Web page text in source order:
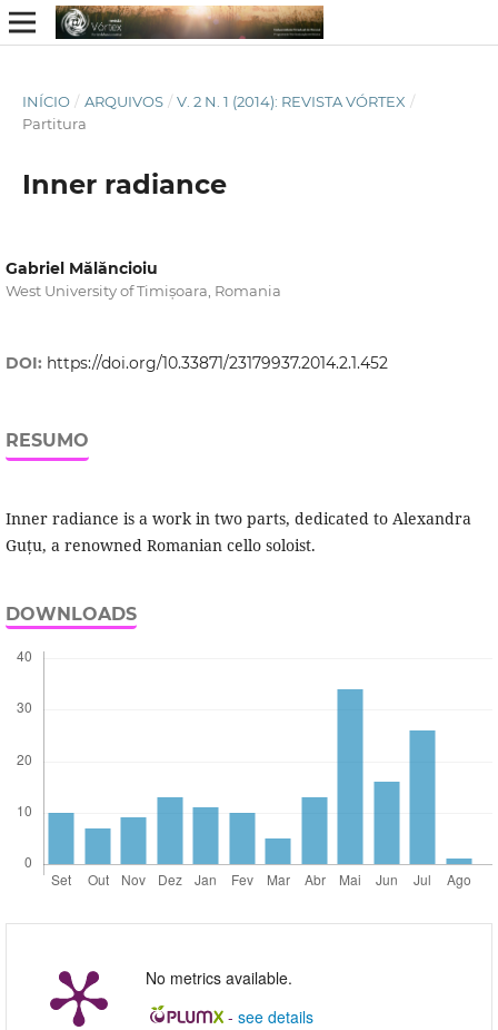
INÍCIO / ARQUIVOS / V. 2 N. 1 (2014): REVISTA VÓRTEX /
Partitura
Inner radiance
Gabriel Mălăncioiu
West University of Timișoara, Romania
DOI: https://doi.org/10.33871/23179937.2014.2.1.452
RESUMO
Inner radiance is a work in two parts, dedicated to Alexandra
Guțu, a renowned Romanian cello soloist.
DOWNLOADS
No metrics available.
- see details